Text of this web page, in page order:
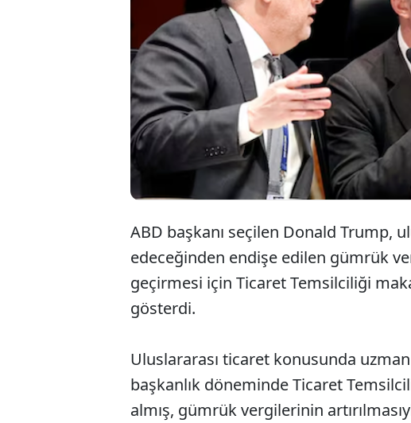
Gümrük vergilerini
Temsilciliği
Temsilciliği
Jamieson Greer'i
ABD başkanı seçilen Donald Trump,
edeceğinden endişe edilen gümrük
geçirmesi için Ticaret Temsilciliği
gösterdi.
Uluslararası ticaret konusunda
başkanlık döneminde Ticaret
almış, gümrük vergilerinin